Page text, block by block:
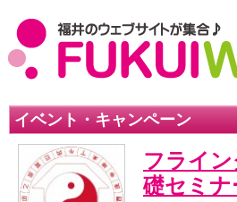
イベント・キャンペーン
フライ
礎セミナ